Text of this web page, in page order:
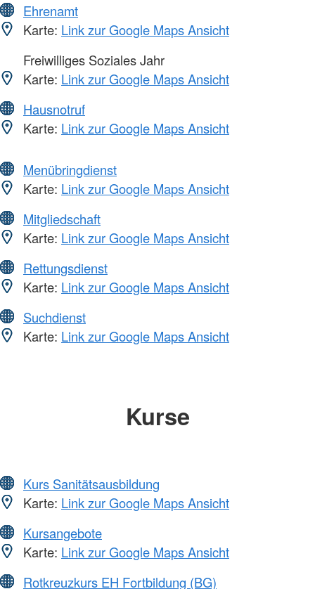
Ehrenamt
Karte: Link zur Google Maps Ansicht
Freiwilliges Soziales Jahr
Karte: Link zur Google Maps Ansicht
Hausnotruf
Karte: Link zur Google Maps Ansicht
Menübringdienst
Karte: Link zur Google Maps Ansicht
Mitgliedschaft
Karte: Link zur Google Maps Ansicht
Rettungsdienst
Karte: Link zur Google Maps Ansicht
Suchdienst
Karte: Link zur Google Maps Ansicht
Kurse
Kurs Sanitätsausbildung
Karte: Link zur Google Maps Ansicht
Kursangebote
Karte: Link zur Google Maps Ansicht
Rotkreuzkurs EH Fortbildung (BG)